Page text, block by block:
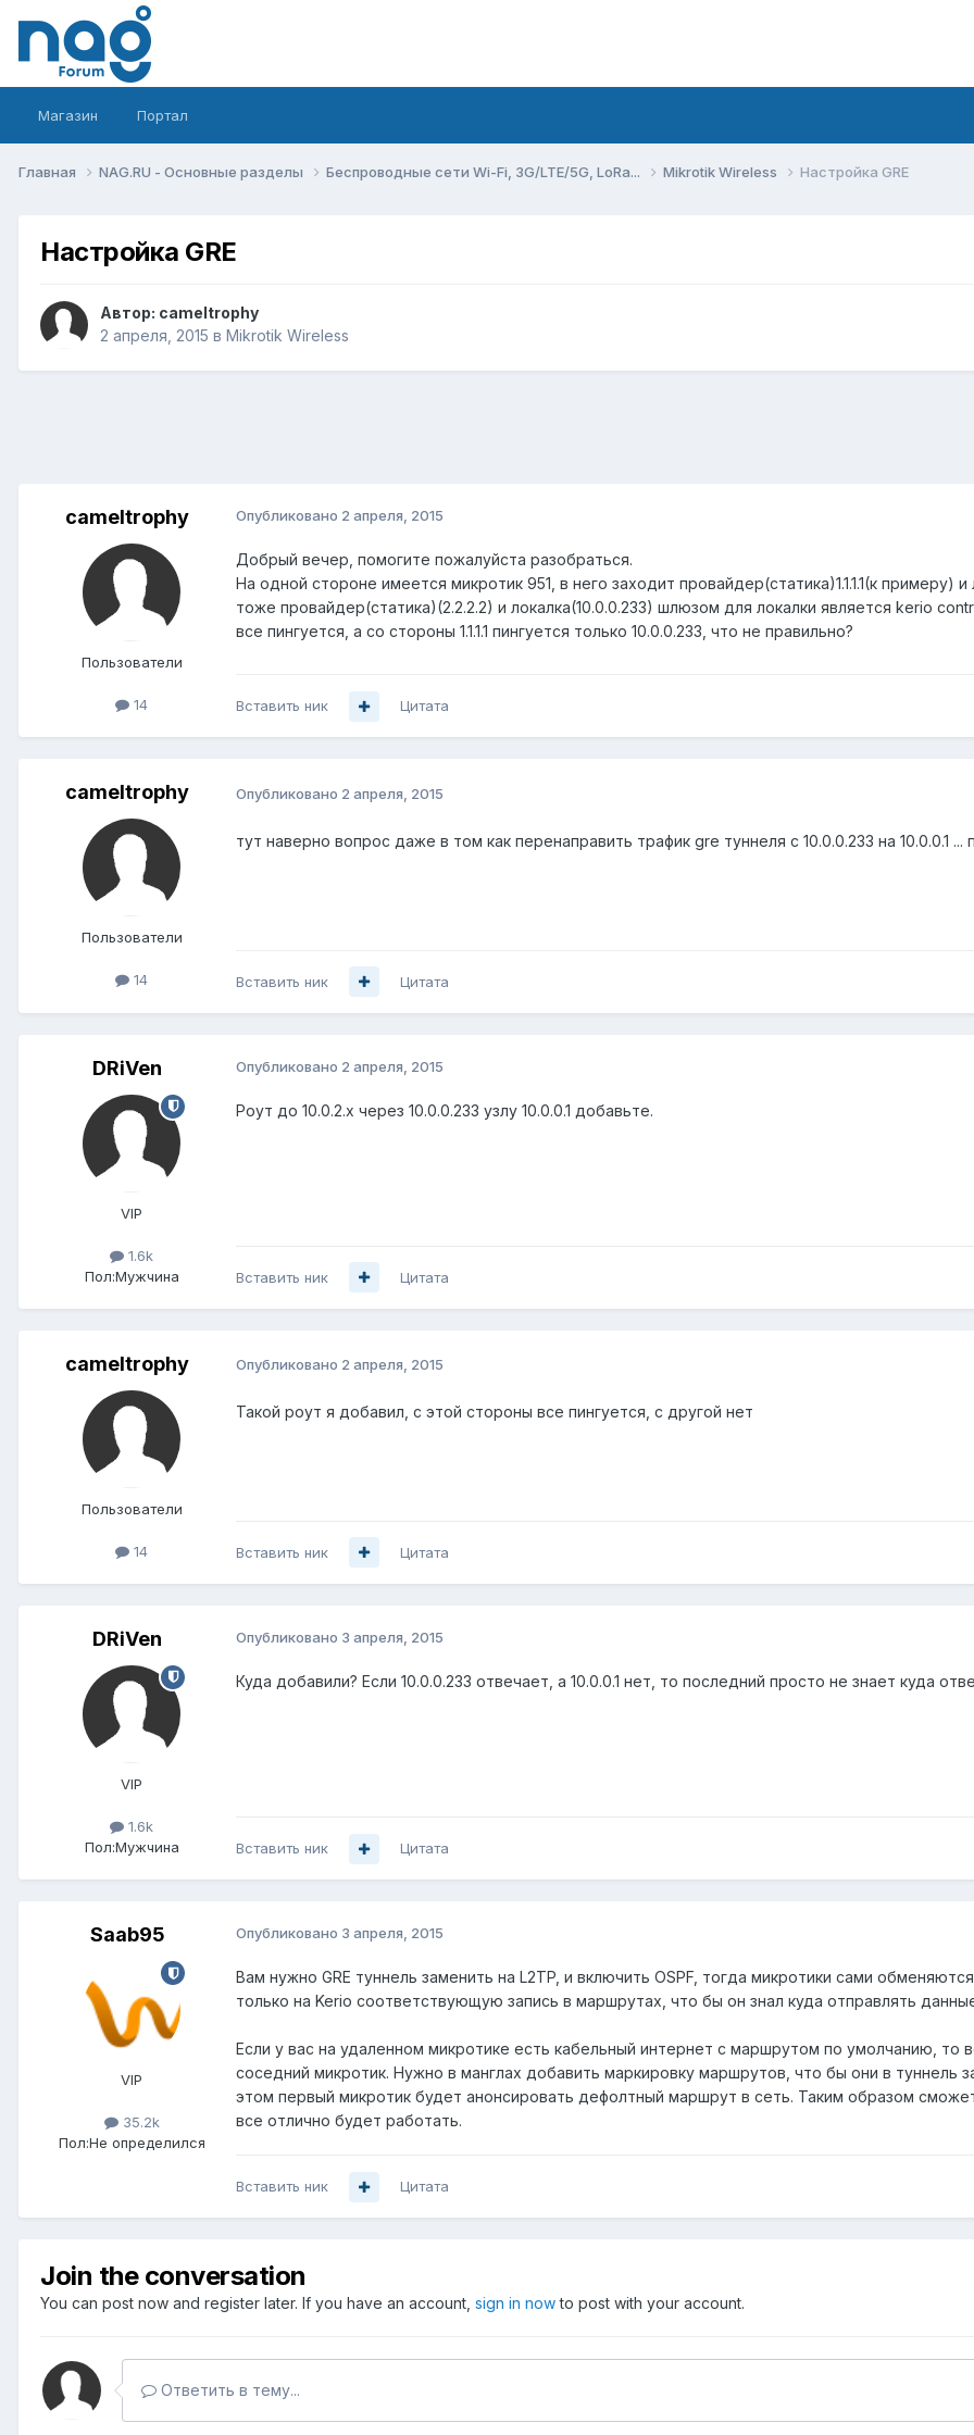
Магазин Портал
Главная NAG.RU - Основные разделы Беспроводные сети Wi-Fi, 3G/LTE/5G, LoRa... Mikrotik Wireless Настройка GRE
Настройка GRE
Автор: cameltrophy
2 апреля, 2015 в Mikrotik Wireless
cameltrophy
Пользователи
14
Опубликовано 2 апреля, 2015
Добрый вечер, помогите пожалуйста разобраться.
На одной стороне имеется микротик 951, в него заходит провайдер(статика)1.1.1.1(к примеру)
тоже провайдер(статика)(2.2.2.2) и локалка(10.0.0.233) шлюзом для локалки является kerio
все пингуется, а со стороны 1.1.1.1 пингуется только 10.0.0.233, что не правильно?
Вставить ник Цитата
cameltrophy
Пользователи
14
Опубликовано 2 апреля, 2015
тут наверно вопрос даже в том как перенаправить трафик gre туннеля c 10.0.0.233 на 10.0.0.1 ...
Вставить ник Цитата
DRiVen
VIP
1.6k
Пол:Мужчина
Опубликовано 2 апреля, 2015
Роут до 10.0.2.х через 10.0.0.233 узлу 10.0.0.1 добавьте.
Вставить ник Цитата
cameltrophy
Пользователи
14
Опубликовано 2 апреля, 2015
Такой роут я добавил, с этой стороны все пингуется, с другой нет
Вставить ник Цитата
DRiVen
VIP
1.6k
Пол:Мужчина
Опубликовано 3 апреля, 2015
Куда добавили? Если 10.0.0.233 отвечает, а 10.0.0.1 нет, то последний просто не знает куда
Вставить ник Цитата
Saab95
VIP
35.2k
Пол:Не определился
Опубликовано 3 апреля, 2015
Вам нужно GRE туннель заменить на L2TP, и включить OSPF, тогда микротики сами
только на Kerio соответствующую запись в маршрутах, что бы он знал куда отправлять
Если у вас на удаленном микротике есть кабельный интернет с маршрутом по умолчанию, то
соседний микротик. Нужно в манглах добавить маркировку маршрутов, что бы они в туннель
этом первый микротик будет анонсировать дефолтный маршрут в сеть. Таким образом
все отлично будет работать.
Вставить ник Цитата
Join the conversation
You can post now and register later. If you have an account, sign in nowto post with your account.
Ответить в тему...